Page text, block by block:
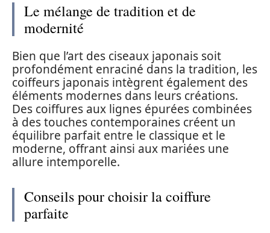
Le mélange de tradition et de
modernité
Bien que l’art des ciseaux japonais soit
profondément enraciné dans la tradition, les
coiffeurs japonais intègrent également des
éléments modernes dans leurs créations.
Des coiffures aux lignes épurées combinées
à des touches contemporaines créent un
équilibre parfait entre le classique et le
moderne, offrant ainsi aux mariées une
allure intemporelle.
Conseils pour choisir la coiffure
parfaite